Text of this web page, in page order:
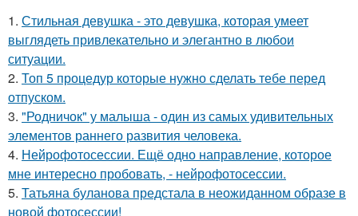
1. Стильная девушка - это девушка, которая умеет
выглядеть привлекательно и элегантно в любои
ситуации.
2. Топ 5 процедур которые нужно сделать тебе перед
отпуском.
3. "Родничок" у малыша - один из самых удивительных
элементов раннего развития человека.
4. Нейрофотосессии. Ещё одно направление, которое
мне интересно пробовать, - нейрофотосессии.
5. Татьяна буланова предстала в неожиданном образе в
новой фотосессии!